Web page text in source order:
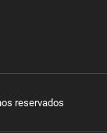
reservados